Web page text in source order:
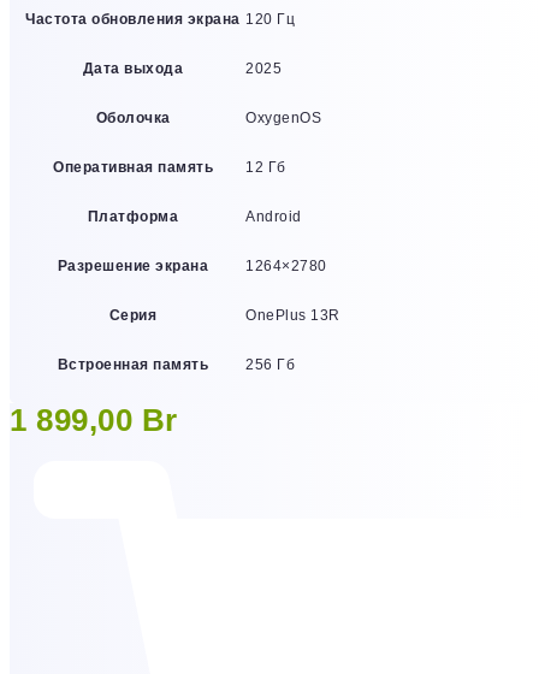
Частота обновления экрана 120 Гц
Дата выхода 2025
Оболочка OxygenOS
Оперативная память 12 Гб
Платформа Android
Разрешение экрана 1264×2780
Серия OnePlus 13R
Встроенная память 256 Гб
1 899,00 Br